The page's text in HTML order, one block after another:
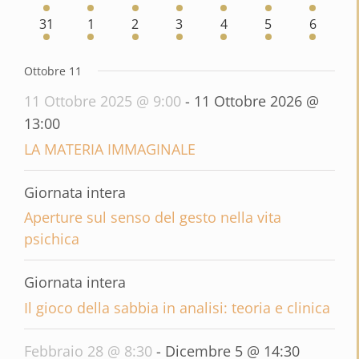
eventi
eventi
eventi
eventi
eventi
eventi
eventi
4
eventi
31
4
eventi
1
4
eventi
2
4
eventi
3
4
eventi
4
4
eventi
5
4
eventi
6
Ottobre 11
11 Ottobre 2025 @ 9:00 - 11 Ottobre 2026 @
13:00
LA MATERIA IMMAGINALE
Giornata intera
Aperture sul senso del gesto nella vita
psichica
Giornata intera
Il gioco della sabbia in analisi: teoria e clinica
Febbraio 28 @ 8:30 - Dicembre 5 @ 14:30